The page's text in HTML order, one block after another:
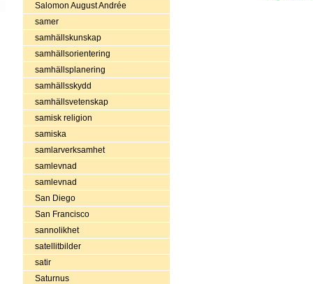
Salomon August Andrée
samer
samhällskunskap
samhällsorientering
samhällsplanering
samhällsskydd
samhällsvetenskap
samisk religion
samiska
samlarverksamhet
samlevnad
samlevnad
San Diego
San Francisco
sannolikhet
satellitbilder
satir
Saturnus